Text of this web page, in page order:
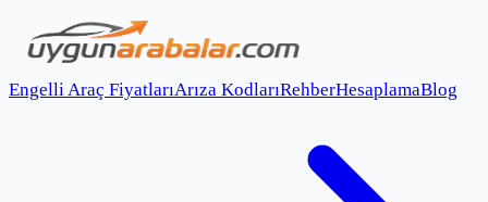
Engelli Araç FiyatlarıArıza KodlarıRehberHesaplamaBlog